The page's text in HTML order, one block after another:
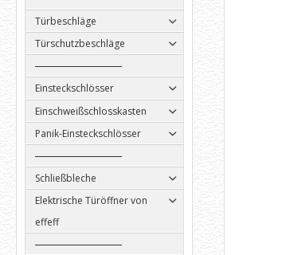
Türbeschläge
Türschutzbeschläge
Einsteckschlösser
Einschweißschlosskasten
Panik-Einsteckschlösser
Schließbleche
Elektrische Türöffner von
effeff